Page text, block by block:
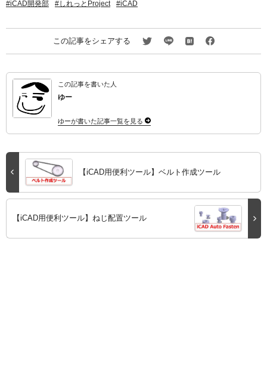
iCAD開発部 しれっとProject iCAD
この記事をシェアする
この記事を書いた人
ゆー
ゆーが書いた記事一覧を見る
【iCAD用便利ツール】ベルト作成ツール
【iCAD用便利ツール】ねじ配置ツール